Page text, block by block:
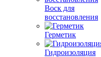
Воск для
восстановления
Герметик
Гидроизоляция